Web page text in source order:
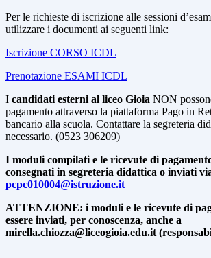
Per le richieste di iscrizione alle sessioni
utilizzare i documenti ai seguenti link:
Iscrizione CORSO ICDL
Prenotazione ESAMI ICDL
I candidati esterni al liceo Gioia NON
pagamento attraverso la piattaforma Pago in
bancario alla scuola. Contattare la segreteria
necessario. (0523 306209)
I moduli compilati e le ricevute di
consegnati in segreteria didattica o inviati
pcpc010004@istruzione.it
ATTENZIONE: i moduli e le ricevute di
essere inviati, per conoscenza, anche a
mirella.chiozza@liceogioia.edu.it